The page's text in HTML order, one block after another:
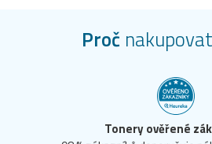
Proč
Tonery ověřené